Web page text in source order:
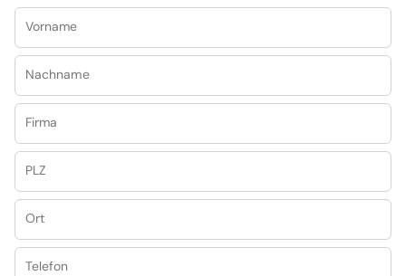
Vorname
Nachname
Firma
PLZ
Ort
Telefon